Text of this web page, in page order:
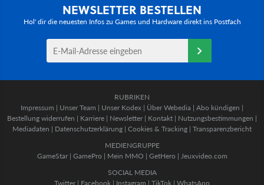
NEWSLETTER BESTELLEN
Hol' dir die neuesten Infos zu Games und Hardware direkt ins Postfach
RUBRIKEN
Impressum | Unser Team | Unser Kodex | Über Webedia | Abo kündigen |
Bestellung widerrufen | Karriere | Newsletter | Kontakt | Nutzungsbestimmungen |
Mediadaten | Datenschutzerklärung | Cookies & Tracking | Transparenzbericht
MEDIENGRUPPE
GameStar| GamePro | Mein MMO | GetHero | Jeuxvideo.com
SOCIAL MEDIA